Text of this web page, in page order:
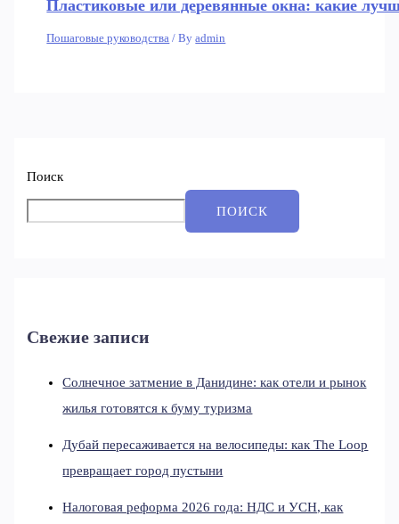
Пластиковые или деревянные окна: какие
Пошаговые руководства / Byadmin
Поиск
ПОИСК
Свежие записи
Солнечное затмение в Данидине: как отели и рынок
жилья готовятся к буму туризма
Дубай пересаживается на велосипеды: как The Loop
превращает город пустыни
Налоговая реформа 2026 года: НДС и УСН, как